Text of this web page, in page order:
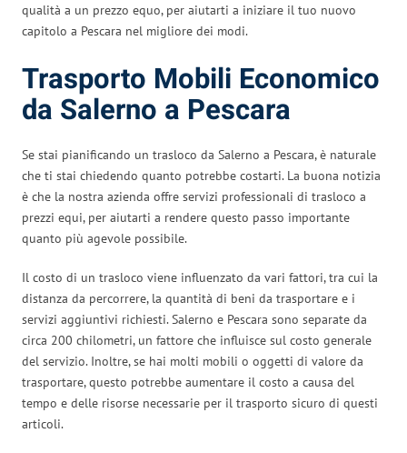
qualità a un prezzo equo, per aiutarti a iniziare il tuo nuovo
capitolo a Pescara nel migliore dei modi.
Trasporto Mobili Economico
da Salerno a Pescara
Se stai pianificando un trasloco da Salerno a Pescara, è naturale
che ti stai chiedendo quanto potrebbe costarti. La buona notizia
è che la nostra azienda offre servizi professionali di trasloco a
prezzi equi, per aiutarti a rendere questo passo importante
quanto più agevole possibile.
Il costo di un trasloco viene influenzato da vari fattori, tra cui la
distanza da percorrere, la quantità di beni da trasportare e i
servizi aggiuntivi richiesti. Salerno e Pescara sono separate da
circa 200 chilometri, un fattore che influisce sul costo generale
del servizio. Inoltre, se hai molti mobili o oggetti di valore da
trasportare, questo potrebbe aumentare il costo a causa del
tempo e delle risorse necessarie per il trasporto sicuro di questi
articoli.